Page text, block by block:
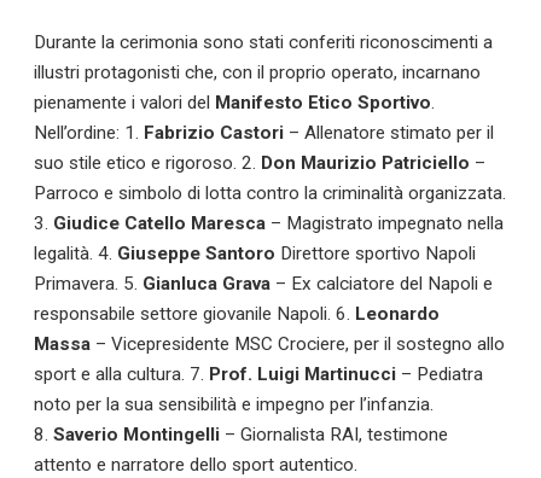
Durante la cerimonia sono stati conferiti riconoscimenti a
illustri protagonisti che, con il proprio operato, incarnano
pienamente i valori del
Manifesto Etico Sportivo.
Nell’ordine: 1. Fabrizio Castori – Allenatore stimato per il
suo stile etico e rigoroso. 2. Don Maurizio Patriciello –
Parroco e simbolo di lotta contro la criminalità organizzata.
3. Giudice Catello Maresca – Magistrato impegnato nella
legalità. 4. Giuseppe Santoro Direttore sportivo Napoli
Primavera. 5. Gianluca Grava – Ex calciatore del Napoli e
responsabile settore giovanile Napoli. 6. Leonardo
Massa – Vicepresidente MSC Crociere, per il sostegno allo
sport e alla cultura. 7. Prof. Luigi Martinucci – Pediatra
noto per la sua sensibilità e impegno per l’infanzia.
8. Saverio Montingelli – Giornalista RAI, testimone
attento e narratore dello sport autentico.